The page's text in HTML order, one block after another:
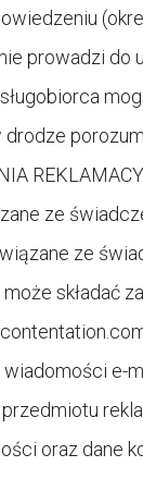
prowadzi do
ze
ze
może składać
e-
oraz dane